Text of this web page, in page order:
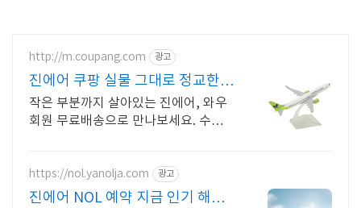
http://m.coupang.com 광고
진에어 쿠팡 실물 그대로 정교한
모형
작은 부분까지 살아있는 진에어, 와우
회원 무료배송으로 만나보세요. 수집가
https://nol.yanolja.com 광고
진에어 NOL 예약 지금 인기 해외